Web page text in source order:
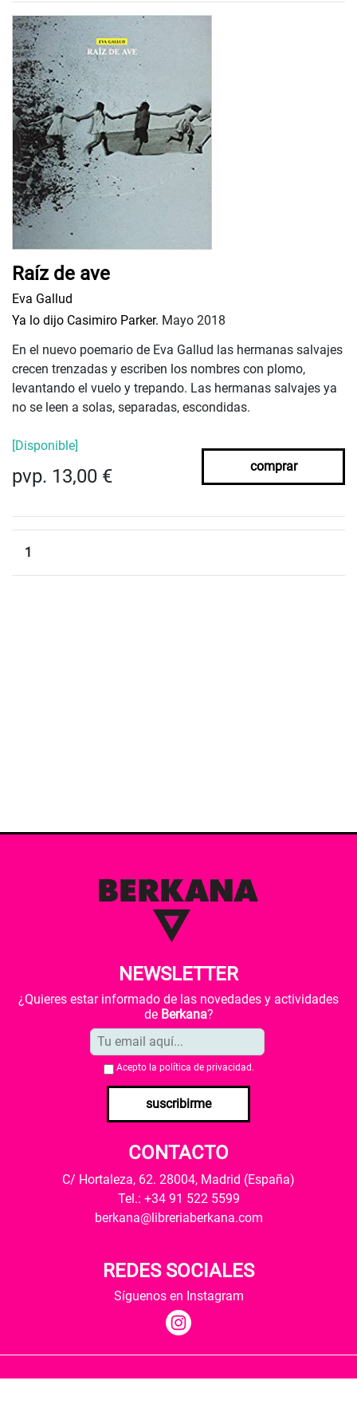
Raíz de ave
Eva Gallud
Ya lo dijo Casimiro Parker. Mayo 2018
En el nuevo poemario de Eva Gallud las hermanas salvajes
crecen trenzadas y escriben los nombres con plomo,
levantando el vuelo y trepando. Las hermanas salvajes ya
no se leen a solas, separadas, escondidas.
[Disponible]
pvp. 13,00 € comprar
1
NEWSLETTER
¿Quieres estar informado de las novedades y actividades
de Berkana?
Acepto la política de privacidad .
suscribirme
CONTACTO
C/ Hortaleza, 62. 28004, Madrid (España)
Tel.: +34 91 522 5599
berkana@libreriaberkana.com
REDES SOCIALES
Síguenos en Instagram